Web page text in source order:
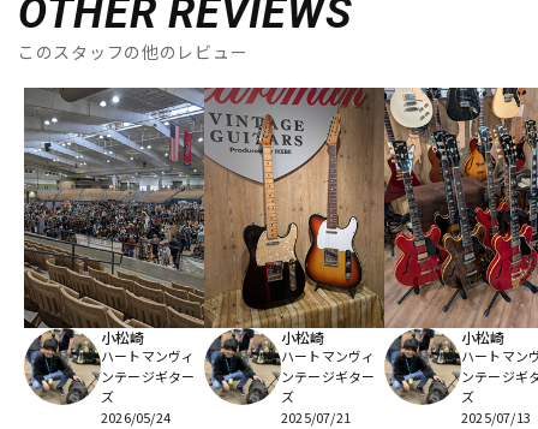
OTHER REVIEWS
このスタッフの他のレビュー
小松崎
ハートマンヴィ
ンテージギター
ズ
2026/05/24
小松崎
ハートマンヴィ
ンテージギター
ズ
2025/07/21
小松崎
ハートマン
ンテージギ
ズ
2025/07/13